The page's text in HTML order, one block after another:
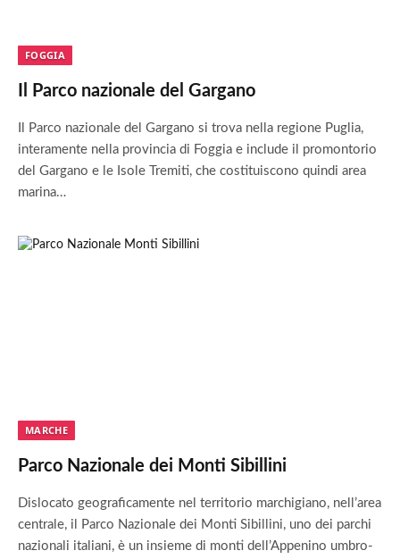
FOGGIA
Il Parco nazionale del Gargano
Il Parco nazionale del Gargano si trova nella regione Puglia,
interamente nella provincia di Foggia e include il promontorio
del Gargano e le Isole Tremiti, che costituiscono quindi area
marina…
MARCHE
Parco Nazionale dei Monti Sibillini
Dislocato geograficamente nel territorio marchigiano, nell’area
centrale, il Parco Nazionale dei Monti Sibillini, uno dei parchi
nazionali italiani, è un insieme di monti dell’Appenino umbro-